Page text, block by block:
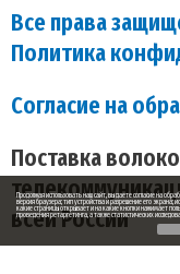
Все права
Политика
Согласие на
Поставка
всей России
Продолжая использовать наш сайт, вы даете согласие на
версия браузера; тип устройства и разрешение его экрана;
какие страницы открывает и на какие кнопки нажимает
проведения ретаргетинга, а также статистических